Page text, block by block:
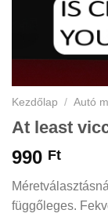
Kezdőlap / Autó
At least
990 Ft
függőleges.